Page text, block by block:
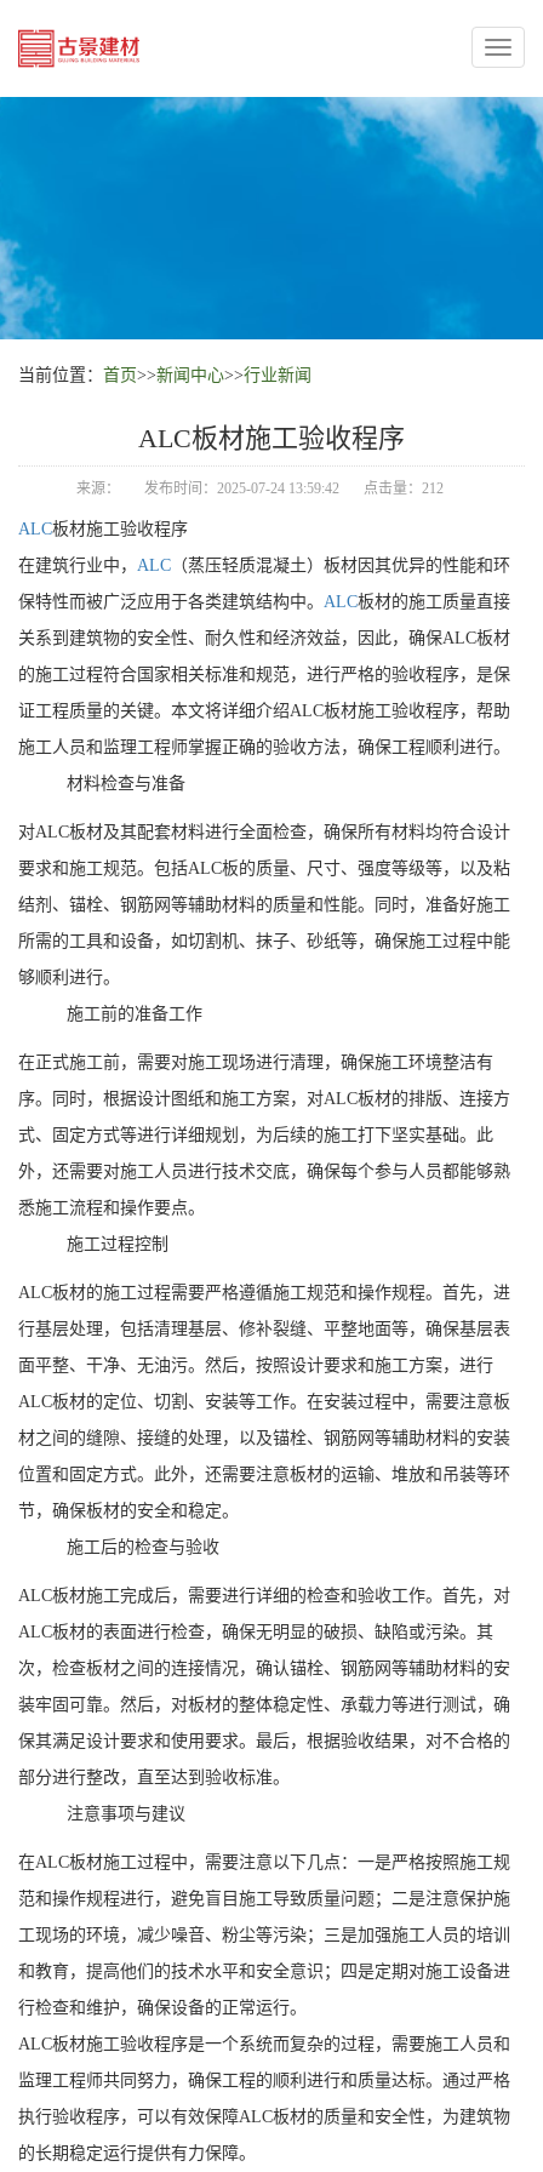
Toggle
当前位置： 首页>>新闻中心>>行业新闻
ALC板材施工验收程序
来源： 发布时间：2025-07-24 13:59:42 点击量：212
ALC板材施工验收程序
在建筑行业中， ALC （蒸压轻质混凝土）板材因其优异的性能和环
保特性而被广泛应用于各类建筑结构中。 ALC板材的施工质量直接
关系到建筑物的安全性、耐久性和经济效益，因此，确保ALC板材
的施工过程符合国家相关标准和规范，进行严格的验收程序，是保
证工程质量的关键。本文将详细介绍ALC板材施工验收程序，帮助
施工人员和监理工程师掌握正确的验收方法，确保工程顺利进行。
材料检查与准备
对ALC板材及其配套材料进行全面检查，确保所有材料均符合设计
要求和施工规范。包括ALC板的质量、尺寸、强度等级等，以及粘
结剂、锚栓、钢筋网等辅助材料的质量和性能。同时，准备好施工
所需的工具和设备，如切割机、抹子、砂纸等，确保施工过程中能
够顺利进行。
施工前的准备工作
在正式施工前，需要对施工现场进行清理，确保施工环境整洁有
序。同时，根据设计图纸和施工方案，对ALC板材的排版、连接方
式、固定方式等进行详细规划，为后续的施工打下坚实基础。此
外，还需要对施工人员进行技术交底，确保每个参与人员都能够熟
悉施工流程和操作要点。
施工过程控制
ALC板材的施工过程需要严格遵循施工规范和操作规程。首先，进
行基层处理，包括清理基层、修补裂缝、平整地面等，确保基层表
面平整、干净、无油污。然后，按照设计要求和施工方案，进行
ALC板材的定位、切割、安装等工作。在安装过程中，需要注意板
材之间的缝隙、接缝的处理，以及锚栓、钢筋网等辅助材料的安装
位置和固定方式。此外，还需要注意板材的运输、堆放和吊装等环
节，确保板材的安全和稳定。
施工后的检查与验收
ALC板材施工完成后，需要进行详细的检查和验收工作。首先，对
ALC板材的表面进行检查，确保无明显的破损、缺陷或污染。其
次，检查板材之间的连接情况，确认锚栓、钢筋网等辅助材料的安
装牢固可靠。然后，对板材的整体稳定性、承载力等进行测试，确
保其满足设计要求和使用要求。最后，根据验收结果，对不合格的
部分进行整改，直至达到验收标准。
注意事项与建议
在ALC板材施工过程中，需要注意以下几点：一是严格按照施工规
范和操作规程进行，避免盲目施工导致质量问题；二是注意保护施
工现场的环境，减少噪音、粉尘等污染；三是加强施工人员的培训
和教育，提高他们的技术水平和安全意识；四是定期对施工设备进
行检查和维护，确保设备的正常运行。
ALC板材施工验收程序是一个系统而复杂的过程，需要施工人员和
监理工程师共同努力，确保工程的顺利进行和质量达标。通过严格
执行验收程序，可以有效保障ALC板材的质量和安全性，为建筑物
的长期稳定运行提供有力保障。